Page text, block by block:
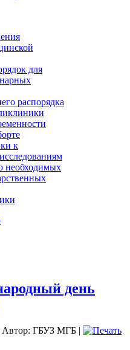
для
распорядка
к
необходимых
день
Автор: ГБУЗ МГБ |